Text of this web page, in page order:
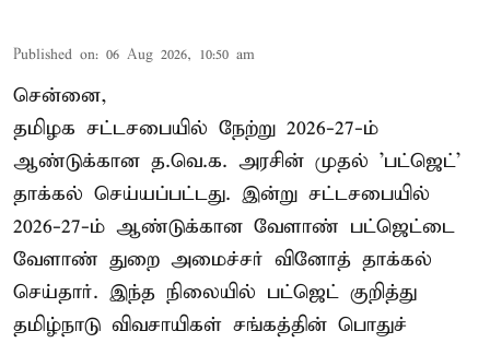
Published on: 06 Aug 2026, 10:50 am
சென்னை,
தமிழக சட்டசபையில் நேற்று 2026-27-ம்
ஆண்டுக்கான த.வெ.க. அரசின் முதல் 'பட்ஜெட்'
தாக்கல் செய்யப்பட்டது. இன்று சட்டசபையில்
2026-27-ம் ஆண்டுக்கான வேளாண் பட்ஜெட்டை
வேளாண் துறை அமைச்சர் வினோத் தாக்கல்
செய்தார். இந்த நிலையில் பட்ஜெட் குறித்து
தமிழ்நாடு விவசாயிகள் சங்கத்தின் பொதுச்